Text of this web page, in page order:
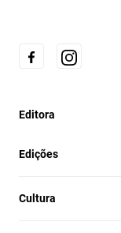
Editora
Edições
Cultura